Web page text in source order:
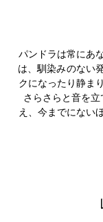
パンドラは常にあ
は、馴染みのない
クになったり静ま
さらさらと音を
え、今までにない